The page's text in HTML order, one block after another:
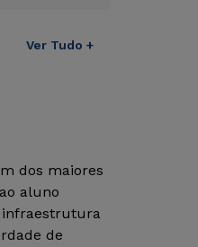
Ver Tudo +
dos maiores
aluno
infraestrutura
de